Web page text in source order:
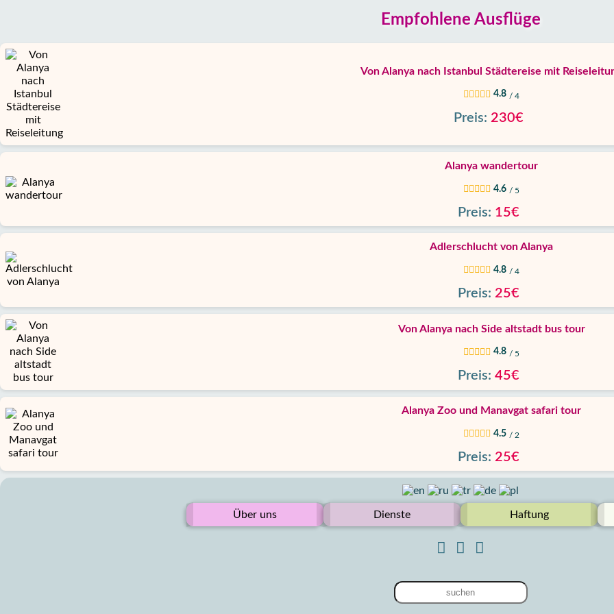
Empfohlene Ausflüge
Von Alanya nach Istanbul Städtereise mit
4.8 / 4
Preis: 230€
Alanya wandertour
4.6 / 5
Preis: 15€
Adlerschlucht von Alanya
4.8 / 4
Preis: 25€
Von Alanya nach Side altstadt bus tour
4.8 / 5
Preis: 45€
Alanya Zoo und Manavgat safari tour
4.5 / 2
Preis: 25€
Über uns Dienste Haftung